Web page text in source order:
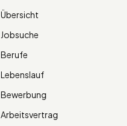
Übersicht
Jobsuche
Berufe
Lebenslauf
Bewerbung
Arbeitsvertrag